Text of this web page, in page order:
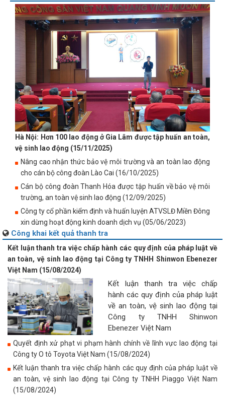
Hà Nội: Hơn 100 lao động ở Gia Lâm được tập huấn an toàn,
vệ sinh lao động (15/11/2025)
Nâng cao nhận thức bảo vệ môi trường và an toàn lao động
cho cán bộ công đoàn Lào Cai (16/10/2025)
Cán bộ công đoàn Thanh Hóa được tập huấn về bảo vệ môi
trường, an toàn vệ sinh lao động (12/09/2025)
Công ty cổ phần kiểm định và huấn luyện ATVSLĐ Miền Đông
xin dừng hoạt động kinh doanh dịch vụ (05/06/2023)
Công khai kết quả thanh tra
Kết luận thanh tra việc chấp hành các quy định của pháp luật về
an toàn, vệ sinh lao động tại Công ty TNHH Shinwon Ebenezer
Việt Nam (15/08/2024)
Kết luận thanh tra việc chấp
hành các quy định của pháp luật
về an toàn, vệ sinh lao động tại
Công ty TNHH Shinwon
Ebenezer Việt Nam
Quyết định xử phạt vi phạm hành chính về lĩnh vực lao động tại
Công ty O tô Toyota Việt Nam (15/08/2024)
Kết luận thanh tra việc chấp hành các quy định của pháp luật về
an toàn, vệ sinh lao động tại Công ty TNHH Piaggo Việt Nam
(15/08/2024)